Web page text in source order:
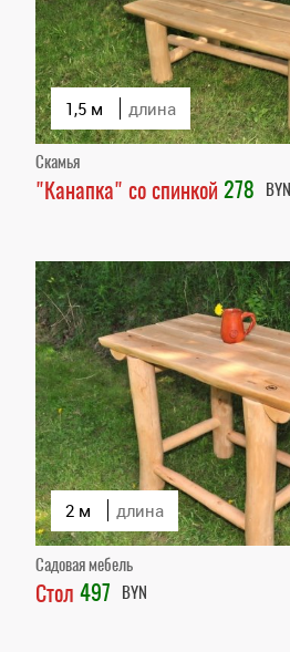
1,5 м длина
Скамья
"Канапка" со спинкой 278 BYN
2 м длина
Садовая мебель
Стол 497 BYN